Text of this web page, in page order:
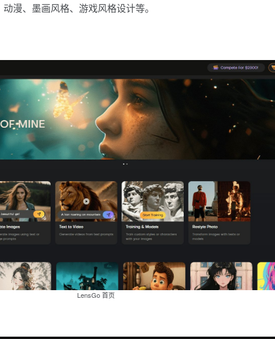
漫、墨画风格、游戏风格设计等。
LensGo 首页